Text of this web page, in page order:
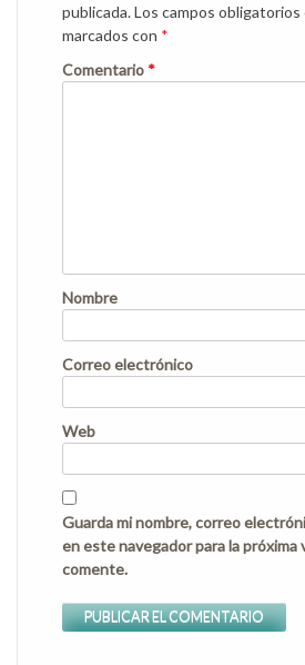
publicada.Los campos obligatorios
marcados con *
Comentario *
Nombre
Correo electrónico
Web
Guarda mi nombre, correo
en este navegador para la próxima
comente.